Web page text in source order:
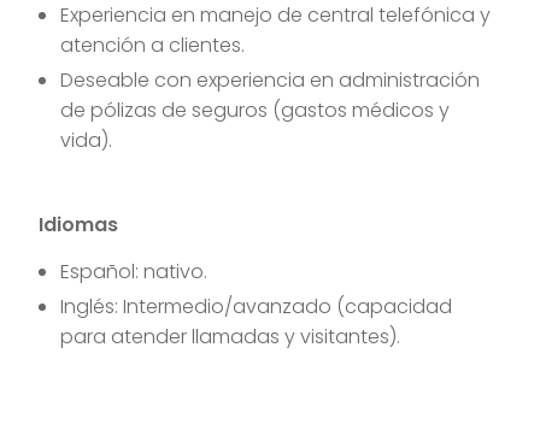
Experiencia en manejo de central telefónica y
atención a clientes.
Deseable con experiencia en administración
de pólizas de seguros (gastos médicos y
vida).
Idiomas
Español: nativo.
Inglés: Intermedio/avanzado (capacidad
para atender llamadas y visitantes).